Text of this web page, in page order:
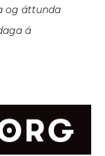
og áttunda
á